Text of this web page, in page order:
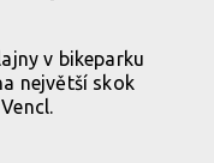
v bikeparku
největší skok